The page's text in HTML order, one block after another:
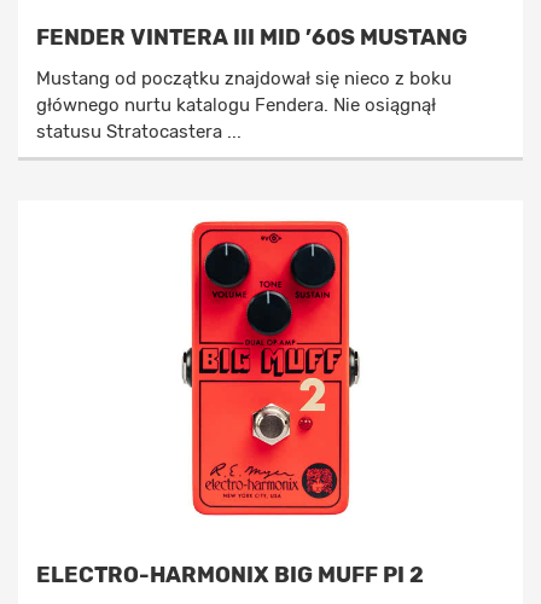
FENDER VINTERA III MID ’60S MUSTANG
Mustang od początku znajdował się nieco z boku
głównego nurtu katalogu Fendera. Nie osiągnął
statusu Stratocastera ...
ELECTRO-HARMONIX BIG MUFF PI 2